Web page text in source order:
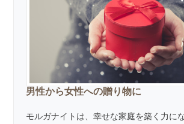
男性から女性への贈り物に
モルガナイトは、幸せな家庭を築く力に